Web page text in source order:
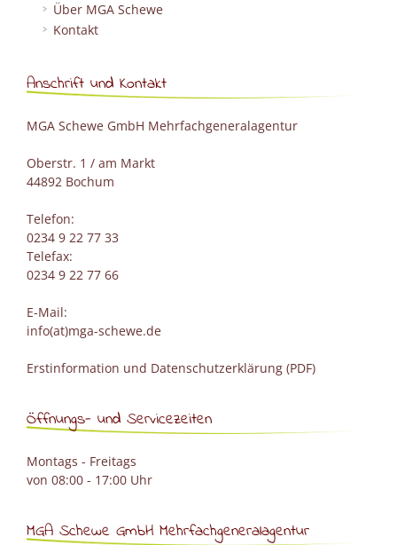
Über MGA Schewe
Kontakt
Anschrift und Kontakt
MGA Schewe GmbH Mehrfachgeneralagentur
Oberstr. 1 / am Markt
44892 Bochum
Telefon:
0234 9 22 77 33
Telefax:
0234 9 22 77 66
E-Mail:
info(at)mga-schewe.de
Erstinformation und Datenschutzerklärung (PDF)
Öffnungs- und Servicezeiten
Montags - Freitags
von 08:00 - 17:00 Uhr
MGA Schewe GmbH Mehrfachgeneralagentur